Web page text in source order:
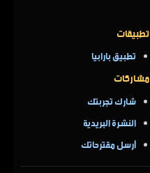
تطبيقات
تطبيق بارابيا
مشاركات
شارك تجربتك
النشرة البريدية
أرسل مقترحاتك